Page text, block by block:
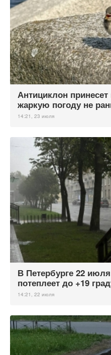
Антициклон
жаркую погоду не
14:21, 23 июля
В Петербурге 22
потеплеет до +19
14:21, 22 июля